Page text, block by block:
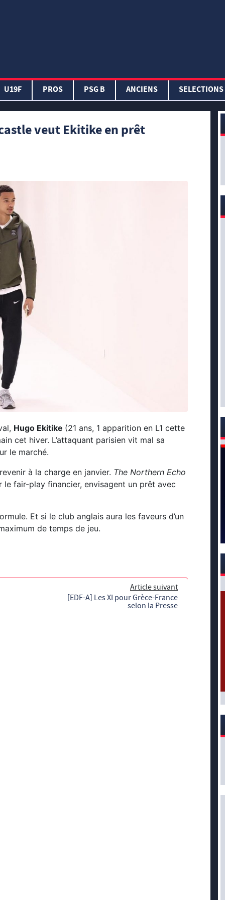
U19F PROS PSG B ANCIENS SELECTIONS
veut Ekitike en prêt
Hugo Ekitike (21 ans, 1 apparition en L1 cette
cet hiver. L’attaquant parisien vit mal sa
le marché.
à la charge en janvier. The Northern Echo
fair-play financier, envisagent un prêt avec
Et si le club anglais aura les faveurs d’un
de temps de jeu.
Article suivant
[EDF-A] Les XI pour Grèce-France
selon la Presse